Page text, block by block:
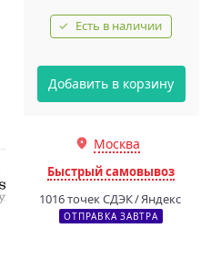
Есть в наличии
Добавить в корзину
Москва
Быстрый самовывоз
1016 точек СДЭК / Яндекс
ОТПРАВКА ЗАВТРА